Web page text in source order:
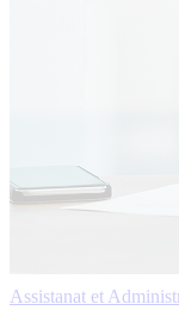
Assistanat et